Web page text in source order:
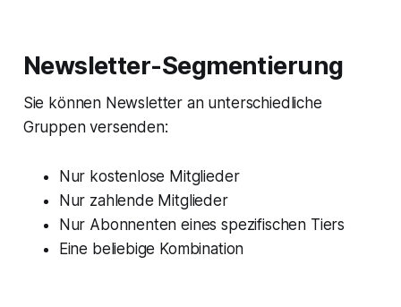
Newsletter-Segmentierung
Sie können Newsletter an unterschiedliche
Gruppen versenden:
Nur kostenlose Mitglieder
Nur zahlende Mitglieder
Nur Abonnenten eines spezifischen Tiers
Eine beliebige Kombination